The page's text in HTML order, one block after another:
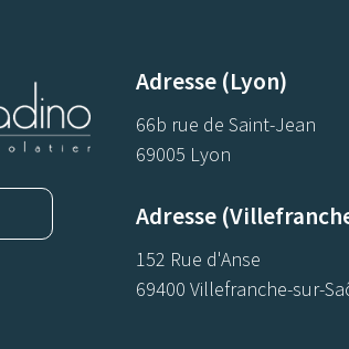
Adresse (Lyon)
66b rue de Saint-Jean
69005 Lyon
Adresse
152 Rue d'Anse
69400 Villefranche-sur-